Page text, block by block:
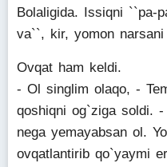
Bolaligida. Issiqni ``pa-
va``, kir, yomon
Ovqat ham keldi.
- Ol singlim olaqo, -
qoshiqni og`ziga soldi.
nega yemayabsan ol.
ovqatlantirib qo`yaymi